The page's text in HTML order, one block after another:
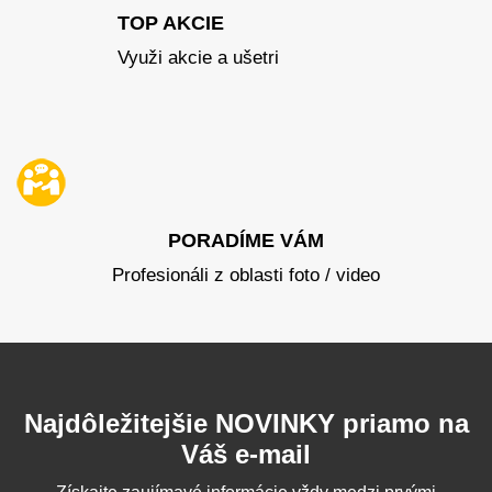
TOP AKCIE
Využi akcie a ušetri
PORADÍME VÁM
Profesionáli z oblasti foto / video
Najdôležitejšie NOVINKY priamo na
Váš e-mail